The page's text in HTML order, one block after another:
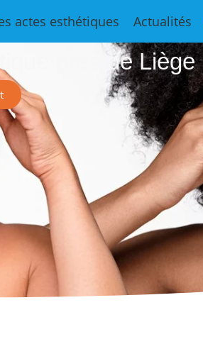
actes esthétiques Actualités
près de Liège